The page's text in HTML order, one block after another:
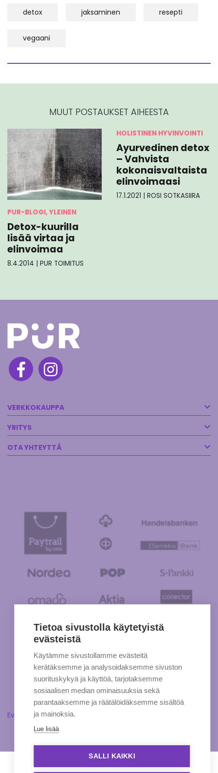
detox jaksaminen resepti
vegaani
MUUT POSTAUKSET AIHEESTA
PUR-BLOGI, YLEINEN
Detox-kuurilla
lisää virtaa ja
elinvoimaa
8.4.2014 | PUR TOIMITUS
HOLISTINEN HYVINVOINTI
Ayurvedinen detox
– Vahvista
kokonaisvaltaista
elinvoimaasi
17.1.2021 ROSI SOTKASIIRA
VERKKOKAUPPA
YRITYS
OTA YHTEYTTÄ
Evästeasetukset
Tietoa sivustolla käytetyistä
evästeistä
Käytämme sivustollamme evästeitä
kerätäksemme ja analysoidaksemme sivuston
suorituskykyä ja käyttöä, tarjotaksemme
sosiaalisen median ominaisuuksia sekä
parantaaksemme ja räätälöidäksemme sisältöä
ja mainoksia.
Lue lisää
SALLI KAIKKI